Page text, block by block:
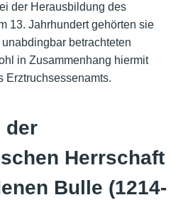
der Herausbildung des
13. Jahrhundert gehörten sie
betrachteten
in Zusammenhang hiermit
Erztruchsessenamts.
der
Herrschaft
Bulle (1214-